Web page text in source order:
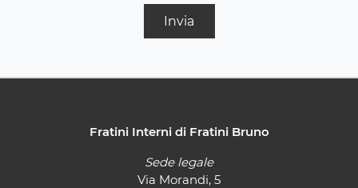
Invia
Fratini Interni di Fratini Bruno
Sede legale
Via Morandi, 5